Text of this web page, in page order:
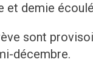
et demie
sont
décembre.